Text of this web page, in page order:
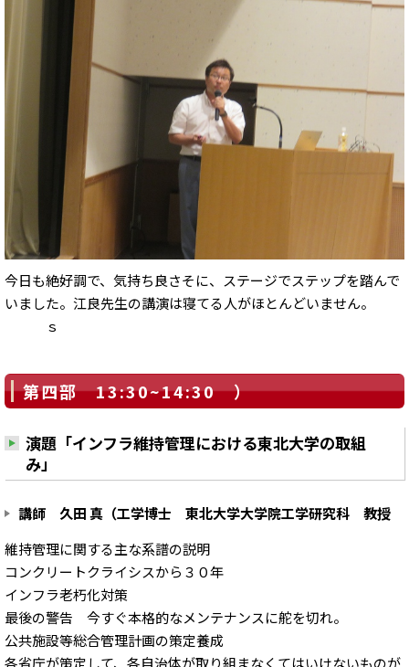
今日も絶好調で、気持ち良さそに、ステージでステップを踏んで
いました。江良先生の講演は寝てる人がほとんどいません。
ｓ
第四部 13:30~14:30 ）
演題「インフラ維持管理における東北大学の取組
み」
講師 久田 真（工学博士 東北大学大学院工学研究科 教授
維持管理に関する主な系譜の説明
コンクリートクライシスから３０年
インフラ老朽化対策
最後の警告 今すぐ本格的なメンテナンスに舵を切れ。
公共施設等総合管理計画の策定養成
各省庁が策定して、各自治体が取り組まなくてはいけないものが